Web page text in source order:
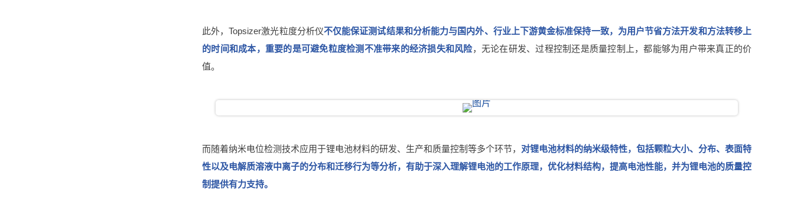
此外，Topsizer激光粒度分析仪不仅能保证测试结果和分析能力与国内外、行业上下游黄金标准保持一致，为用户节省方法开发和方法转移上
的时间和成本，重要的是可避免粒度检测不准带来的经济损失和风险，无论在研发、过程控制还是质量控制上，都能够为用户带来真正的价
值。
而随着纳米电位检测技术应用于锂电池材料的研发、生产和质量控制等多个环节， 对锂电池材料的纳米级特性，包括颗粒大小、分布、表面特
性以及电解质溶液中离子的分布和迁移行为等分析，有助于深入理解锂电池的工作原理，优化材料结构，提高电池性能，并为锂电池的质量控
制提供有力支持。